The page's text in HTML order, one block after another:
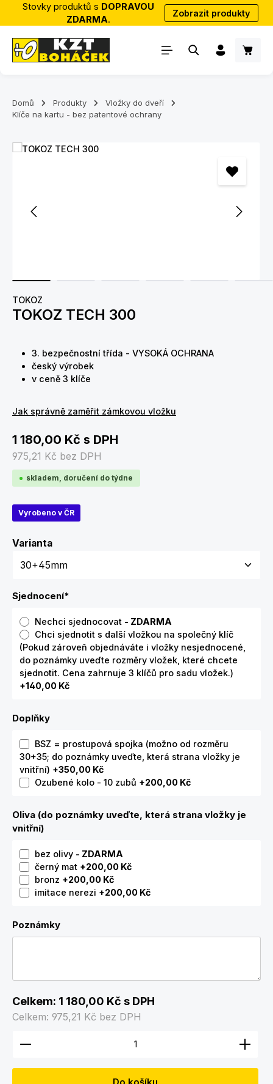
Přejít na hlavní obsah
Stovky produktů s DOPRAVOU
ZDARMA.
Zobrazit produkty
Domů Produkty
Vložky do dveří
Klíče na kartu - bez patentové ochrany
Přeskočit galerii obrázků
TOKOZ
TOKOZ TECH 300
3. bezpečnostní třída - VYSOKÁ OCHRANA
český výrobek
v ceně 3 klíče
Jak správně zaměřit zámkovou vložku
1 180,00 Kč s DPH
975,21 Kč bez DPH
skladem, doručení do týdne
Vyrobeno v ČR
VariantaZvolte variantu
Sjednocení*
Nechci sjednocovat - ZDARMA
Chci sjednotit s další vložkou na společný klíč
(Pokud zároveň objednáváte i vložky nesjednocené,
do poznámky uveďte rozměry vložek, které chcete
sjednotit. Cena zahrnuje 3 klíčů pro sadu vložek.)
+140,00 Kč
Doplňky
BSZ = prostupová spojka (možno od rozměru
30+35; do poznámky uveďte, která strana vložky je
vnitřní) +350,00 Kč
Ozubené kolo - 10 zubů +200,00 Kč
Oliva (do poznámky uveďte, která strana vložky je
vnitřní)
bez olivy - ZDARMA
černý mat +200,00 Kč
bronz +200,00 Kč
imitace nerezi +200,00 Kč
Poznámky
Celkem: 1 180,00 Kč s DPH
Celkem: 975,21 Kč bez DPH
Množství produktu: Zadejte požadované